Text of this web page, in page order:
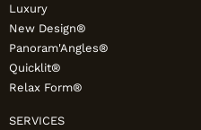
Luxury
New Design®
Panoram'Angles®
Quicklit®
Relax Form®
SERVICES